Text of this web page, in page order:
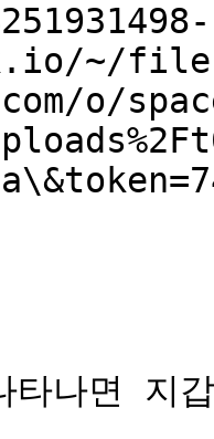
~/
o/
타나면 지